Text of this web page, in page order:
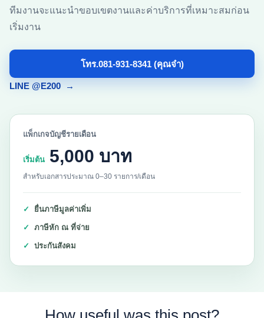
ทีมงานจะแนะนำขอบเขตงานและค่าบริการที่เหมาะสมก่อน
เริ่มงาน
โทร.081-931-8341 (คุณจ๋า)
LINE @E200 →
แพ็กเกจบัญชีรายเดือน
เริ่มต้น 5,000 บาท
สำหรับเอกสารประมาณ 0–30 รายการ/เดือน
ยื่นภาษีมูลค่าเพิ่ม
ภาษีหัก ณ ที่จ่าย
ประกันสังคม